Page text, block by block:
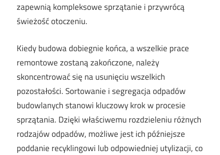
zapewnią kompleksowe sprzątanie i przywrócą
świeżość otoczeniu.
Kiedy budowa dobiegnie końca, a wszelkie prace
remontowe zostaną zakończone, należy
skoncentrować się na usunięciu wszelkich
pozostałości. Sortowanie i segregacja odpadów
budowlanych stanowi kluczowy krok w procesie
sprzątania. Dzięki właściwemu rozdzieleniu różnych
rodzajów odpadów, możliwe jest ich późniejsze
poddanie recyklingowi lub odpowiedniej utylizacji, co